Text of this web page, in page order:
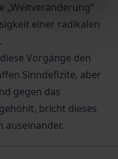
„Weltveränderung“
einer radikalen
Vorgänge den
Sinndefizite, aber
gegen das
bricht dieses
auseinander.